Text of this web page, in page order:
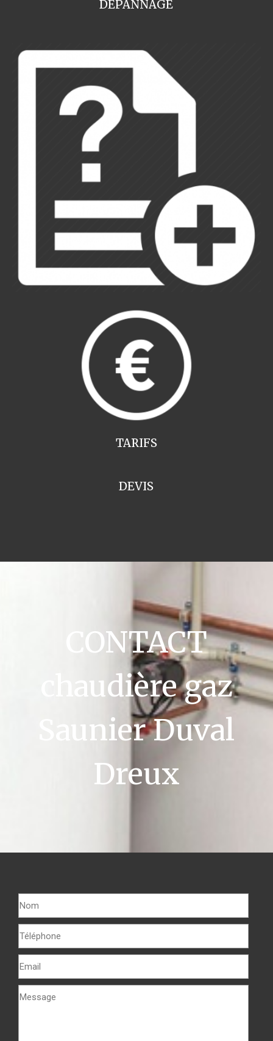
DEPANNAGE
TARIFS
DEVIS
CONTACT
chaudière gaz
Saunier Duval
Dreux